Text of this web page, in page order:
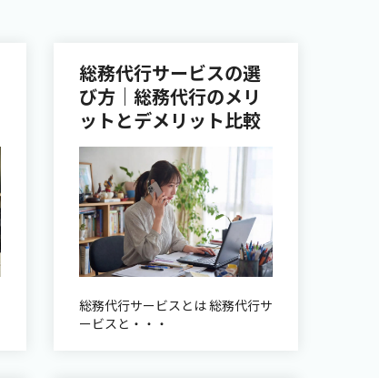
総務代行サービスの選
び方｜総務代行のメリ
ットとデメリット比較
総務代行サービスとは 総務代行サ
ービスと・・・